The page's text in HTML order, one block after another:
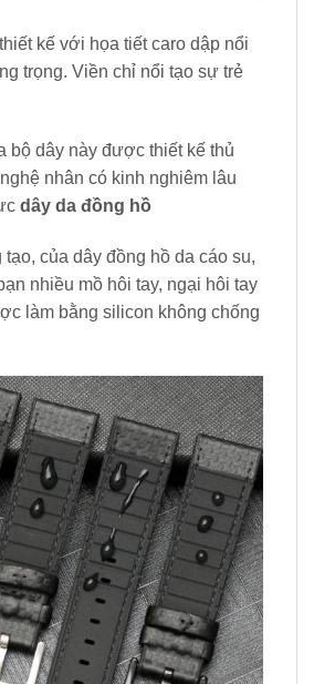
kế với họa tiết caro dập nổi
trọng. Viền chỉ nổi tạo sự trẻ
bộ dây này được thiết kế thủ
nhân có kinh nghiêm lâu
dây da đồng hồ
tạo, của dây đồng hồ da cáo su,
nhiều mồ hôi tay, ngại hôi tay
làm bằng silicon không chống